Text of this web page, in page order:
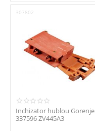
307802
Inchizator hublou Gorenje
337596 ZV445A3